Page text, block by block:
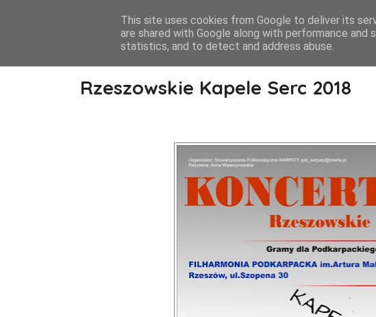
Rzeszowskie Kapele Serc 2018
This site uses cookies from Google to deliver its
are shared with Google along with performance
statistics, and to detect and address abuse.